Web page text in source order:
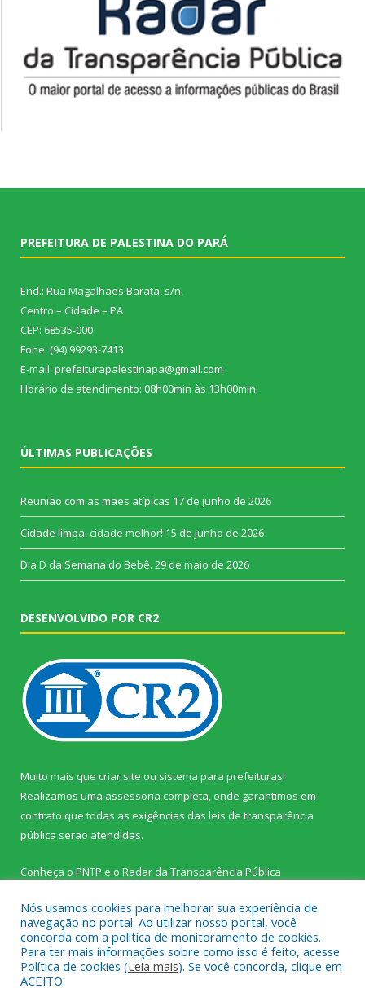
PREFEITURA DE PALESTINA DO PARÁ
End.: Rua Magalhães Barata, s/n,
Centro – Cidade – PA
CEP: 68535-000
Fone: (94) 99293-7413
E-mail: prefeiturapalestinapa@gmail.com
Horário de atendimento: 08h00min às 13h00min
ÚLTIMAS PUBLICAÇÕES
Reunião com as mães atípicas 17 de junho de 2026
Cidade limpa, cidade melhor! 15 de junho de 2026
Dia D da Semana do Bebê. 29 de maio de 2026
DESENVOLVIDO POR CR2
Muito mais que criar site ou sistema para prefeituras!
Realizamos uma assessoria completa, onde garantimos em
contrato que todas as exigências das leis de transparência
pública serão atendidas.
Conheça o PNTP e o Radar da Transparência Pública
Todos os direitos reservados a Prefeitura Municipal de Palestina
do Pará.
Nós usamos cookies para melhorar sua experiência de
navegação no portal. Ao utilizar nosso portal, você
concorda com a política de monitoramento de cookies.
Para ter mais informações sobre como isso é feito, acesse
Política de cookies (Leia mais). Se você concorda, clique em
ACEITO.